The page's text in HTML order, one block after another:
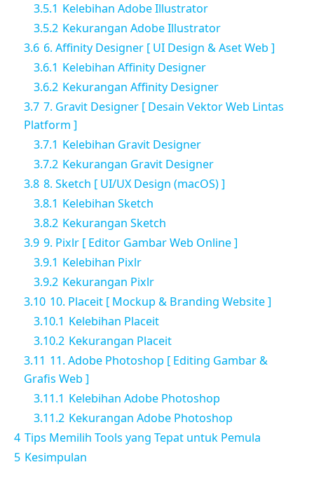
3.5.1 Kelebihan Adobe Illustrator
3.5.2 Kekurangan Adobe Illustrator
3.6 6. Affinity Designer [ UI Design & Aset Web ]
3.6.1 Kelebihan Affinity Designer
3.6.2 Kekurangan Affinity Designer
3.7 7. Gravit Designer [ Desain Vektor Web Lintas
Platform ]
3.7.1 Kelebihan Gravit Designer
3.7.2 Kekurangan Gravit Designer
3.8 8. Sketch [ UI/UX Design (macOS) ]
3.8.1 Kelebihan Sketch
3.8.2 Kekurangan Sketch
3.9 9. Pixlr [ Editor Gambar Web Online ]
3.9.1 Kelebihan Pixlr
3.9.2 Kekurangan Pixlr
3.10 10. Placeit [ Mockup & Branding Website ]
3.10.1 Kelebihan Placeit
3.10.2 Kekurangan Placeit
3.11 11. Adobe Photoshop [ Editing Gambar &
Grafis Web ]
3.11.1 Kelebihan Adobe Photoshop
3.11.2 Kekurangan Adobe Photoshop
4 Tips Memilih Tools yang Tepat untuk Pemula
5 Kesimpulan